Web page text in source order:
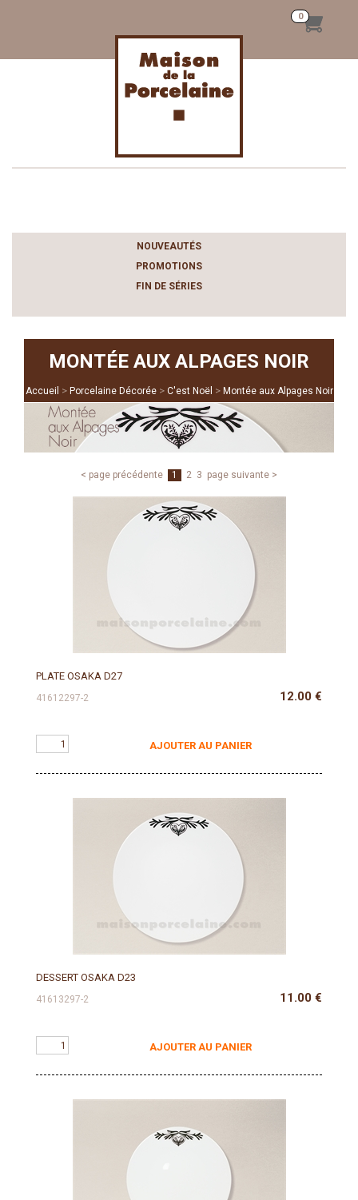
NOUVEAUTÉS
PROMOTIONS
FIN DE SÉRIES
MONTÉE AUX ALPAGES NOIR
Accueil > Porcelaine Décorée > C'est Noël > Montée aux Alpages Noir
< page précédente 1 2 3 page suivante >
PLATE OSAKA D27
41612297-2 12.00 €
AJOUTER AU PANIER
DESSERT OSAKA D23
41613297-2 11.00 €
AJOUTER AU PANIER